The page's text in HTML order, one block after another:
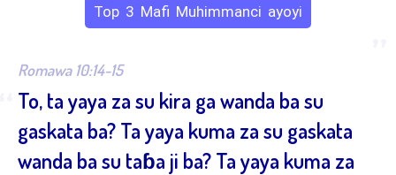
Top 3 Mafi Muhimmanci ayoyi
Romawa 10:14-15
To, ta yaya za su kira ga wanda ba su
gaskata ba? Ta yaya kuma za su gaskata
wanda ba su taɓa ji ba? Ta yaya kuma za